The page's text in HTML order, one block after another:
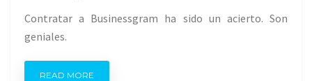
Contratar a Businessgram ha sido un acierto. Son
geniales.
READ MORE